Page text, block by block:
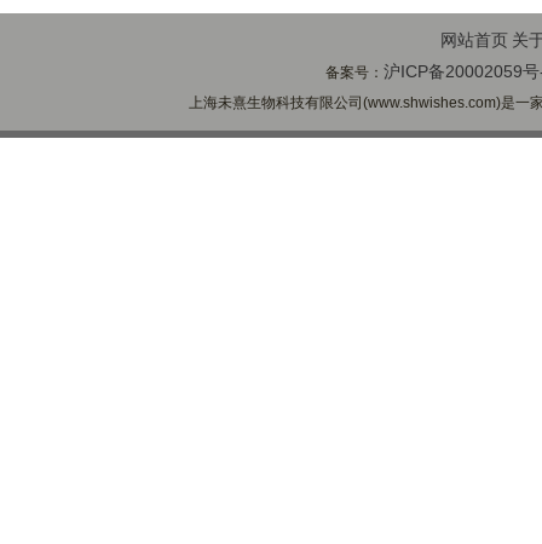
网站首页 关
备案号：沪ICP备20002059
上海未熹生物科技有限公司(www.shwishes.com)是一